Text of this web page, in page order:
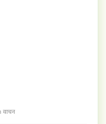
वाचन